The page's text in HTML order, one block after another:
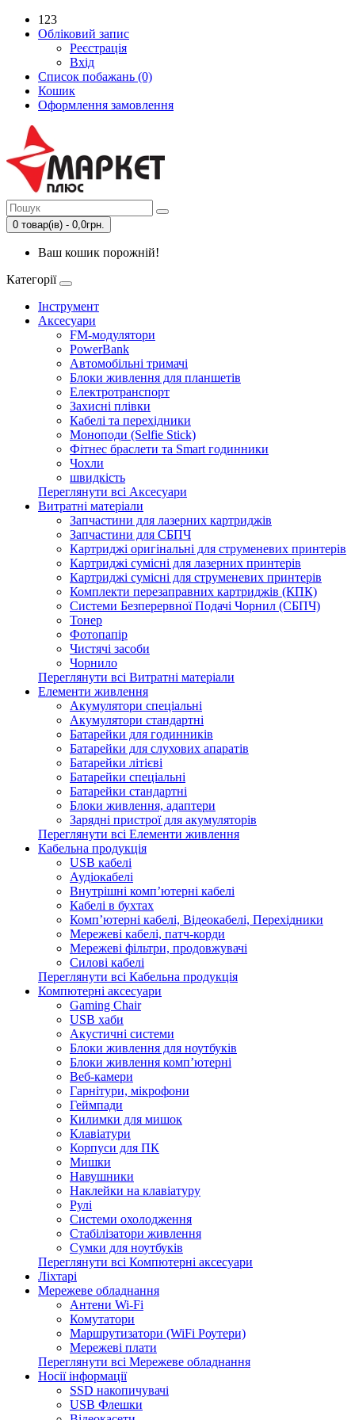
123
Обліковий запис
Реєстрація
Вхід
Список побажань (0)
Кошик
Оформлення замовлення
0 товар(ів) - 0,0грн.
Ваш кошик порожній!
Категорії
Інструмент
Аксесуари
FM-модулятори
PowerBank
Автомобільні тримачі
Блоки живлення для планшетів
Електротранспорт
Захисні плівки
Кабелі та перехідники
Моноподи (Selfie Stick)
Фітнес браслети та Smart годинники
Чохли
швидкість
Переглянути всі Аксесуари
Витратні матеріали
Запчастини для лазерних картриджів
Запчастини для СБПЧ
Картриджі оригінальні для струменевих принтерів
Картриджі сумісні для лазерних принтерів
Картриджі сумісні для струменевих принтерів
Комплекти перезаправних картриджів (КПК)
Системи Безперервної Подачі Чорнил (СБПЧ)
Тонер
Фотопапір
Чистячі засоби
Чорнило
Переглянути всі Витратні матеріали
Елементи живлення
Акумулятори спеціальні
Акумулятори стандартні
Батарейки для годинників
Батарейки для слухових апаратів
Батарейки літієві
Батарейки спеціальні
Батарейки стандартні
Блоки живлення, адаптери
Зарядні пристрої для акумуляторів
Переглянути всі Елементи живлення
Кабельна продукція
USB кабелі
Аудіокабелі
Внутрішні комп’ютерні кабелі
Кабелі в бухтах
Комп’ютерні кабелі, Відеокабелі, Перехідники
Мережеві кабелі, патч-корди
Мережеві фільтри, продовжувачі
Силові кабелі
Переглянути всі Кабельна продукція
Компютерні аксесуари
Gaming Chair
USB хаби
Акустичні системи
Блоки живлення для ноутбуків
Блоки живлення комп’ютерні
Веб-камери
Гарнітури, мікрофони
Геймпади
Килимки для мишок
Клавіатури
Корпуси для ПК
Мишки
Навушники
Наклейки на клавіатуру
Рулі
Системи охолодження
Стабілізатори живлення
Сумки для ноутбуків
Переглянути всі Компютерні аксесуари
Ліхтарі
Мережеве обладнання
Антени Wi-Fi
Комутатори
Маршрутизатори (WiFi Роутери)
Мережеві плати
Переглянути всі Мережеве обладнання
Носії інформації
SSD накопичувачі
USB Флешки